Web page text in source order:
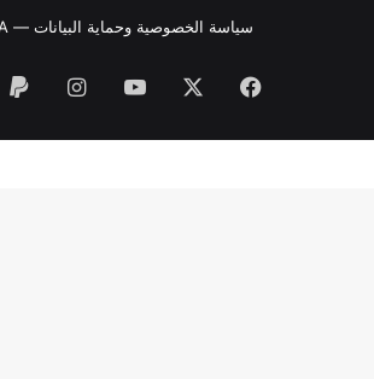
سياسة الخصوصية وحماية البيانات — VGA4A
فيسبوك ‫YouTubeانستقرام
‏Paypal